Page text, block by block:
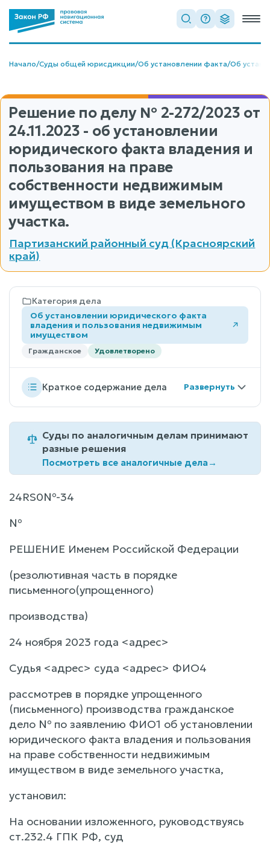
Начало/Суды общей юрисдикции/Об установлении факта/Об
Решение по делу № 2-272/2023 от
24.11.2023 - об установлении
юридического факта владения и
пользования на праве
собственности недвижимым
имуществом в виде земельного
участка.
Партизанский районный суд (Красноярский
край)
Категория дела
Об установлении юридического факта
владения и пользования недвижимым
имуществом
Гражданское Удовлетворено
Краткое содержание дела
Суды по аналогичным делам принимают
разные решения
Посмотреть все аналогичные дела→
24RS0№-34
№
РЕШЕНИЕ Именем Российской Федерации
(резолютивная часть в порядке
письменного(упрощенного)
производства)
24 ноября 2023 года <адрес>
Судья <адрес> суда <адрес> ФИО4
рассмотрев в порядке упрощенного
(письменного) производства гражданское
дело № по заявлению ФИО1 об установлении
юридического факта владения и пользования
на праве собственности недвижимым
имуществом в виде земельного участка,
установил:
На основании изложенного, руководствуясь
ст.232.4 ГПК РФ, суд